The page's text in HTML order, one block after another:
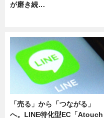
が磨き続…
「売る」から「つながる」
へ。LINE特化型EC「Atouch